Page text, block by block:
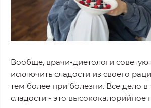
Вообще, врачи-диетологи
исключить сладости из своего
тем более при болезни. Все дело в
сладости - это высококалорийное